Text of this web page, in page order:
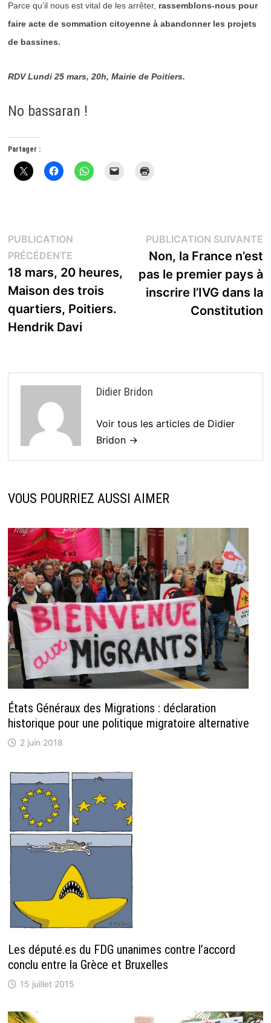
Parce qu’il nous est vital de les arrêter, rassemblons-nous pour
faire acte de sommation citoyenne à abandonner les projets
de bassines.
RDV Lundi 25 mars, 20h, Mairie de Poitiers.
No bassaran !
Partager :
Navigation
de
l’article
PUBLICATION
PRÉCÉDENTEPublication
précédente :
18 mars, 20 heures,
Maison des trois
quartiers, Poitiers.
Hendrik Davi
PUBLICATION SUIVANTE
Non, la France n’est
pas le premier pays à
inscrire l’IVG dans la
Constitution
Didier Bridon
Voir tous les articles de Didier
Bridon →
VOUS POURRIEZ AUSSI AIMER
États Généraux des Migrations : déclaration
historique pour une politique migratoire alternative
2 juin 2018
Les député.es du FDG unanimes contre l’accord
conclu entre la Grèce et Bruxelles
15 juillet 2015